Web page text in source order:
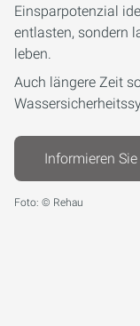
Einsparpotenzial
entlasten, sondern
leben.
Auch längere Zeit
Informieren
Foto: © Rehau